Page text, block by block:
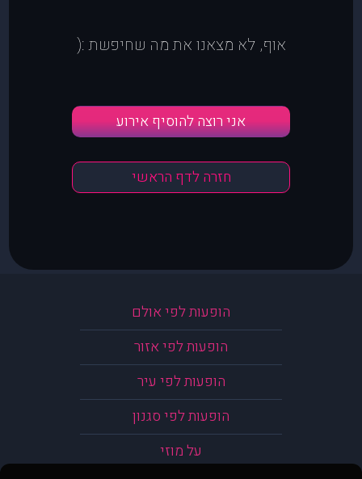
אוף, לא מצאנו את מה שחיפשת :(
אני רוצה להוסיף אירוע
חזרה לדף הראשי
הופעות לפי אולם
הופעות לפי אזור
הופעות לפי עיר
הופעות לפי סגנון
על מוזי